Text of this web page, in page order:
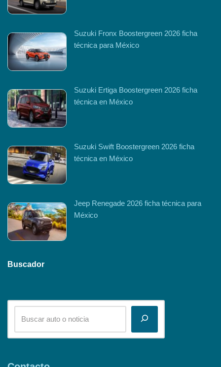
Suzuki Fronx Boostergreen 2026 ficha
técnica para México
Suzuki Ertiga Boostergreen 2026 ficha
técnica en México
Suzuki Swift Boostergreen 2026 ficha
técnica en México
Jeep Renegade 2026 ficha técnica para
México
Buscador